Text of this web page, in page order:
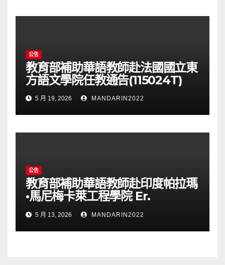
公告
教育部補助華語教師赴法國國立東
方語文學院任教通告(115024T)
5 月 19, 2026 MANDARIN2022
公告
教育部補助華語教師赴印度帕拉瑪
•馬尼梅卡萊工程學院 Er.
Perumal Manimekalai
College of Engineering(PMC
Tech)任教通告(115023T)
5 月 13, 2026 MANDARIN2022